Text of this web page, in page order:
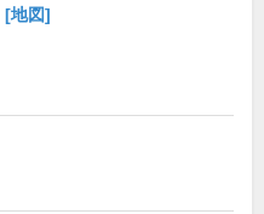
[地図]